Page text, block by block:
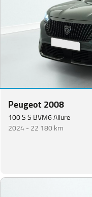
Peugeot 2008
100 S S BVM6 Allure
2024 -22 180 km